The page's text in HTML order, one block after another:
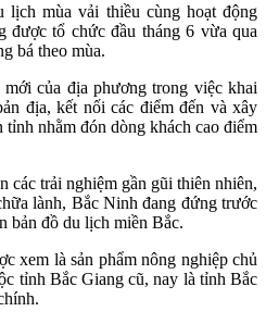
mùa vải thiều cùng hoạt động
được tổ chức đầu tháng 6 vừa qua
bá theo mùa.
của địa phương trong việc khai
địa, kết nối các điểm đến và xây
nhằm đón dòng khách cao điểm
các trải nghiệm gần gũi thiên nhiên,
lành, Bắc Ninh đang đứng trước
bản đồ du lịch miền Bắc.
xem là sản phẩm nông nghiệp chủ
tỉnh Bắc Giang cũ, nay là tỉnh Bắc